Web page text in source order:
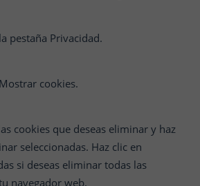
pestaña Privacidad.
cookies.
cookies que deseas eliminar y haz
seleccionadas. Haz clic en
si deseas eliminar todas las
navegador web.